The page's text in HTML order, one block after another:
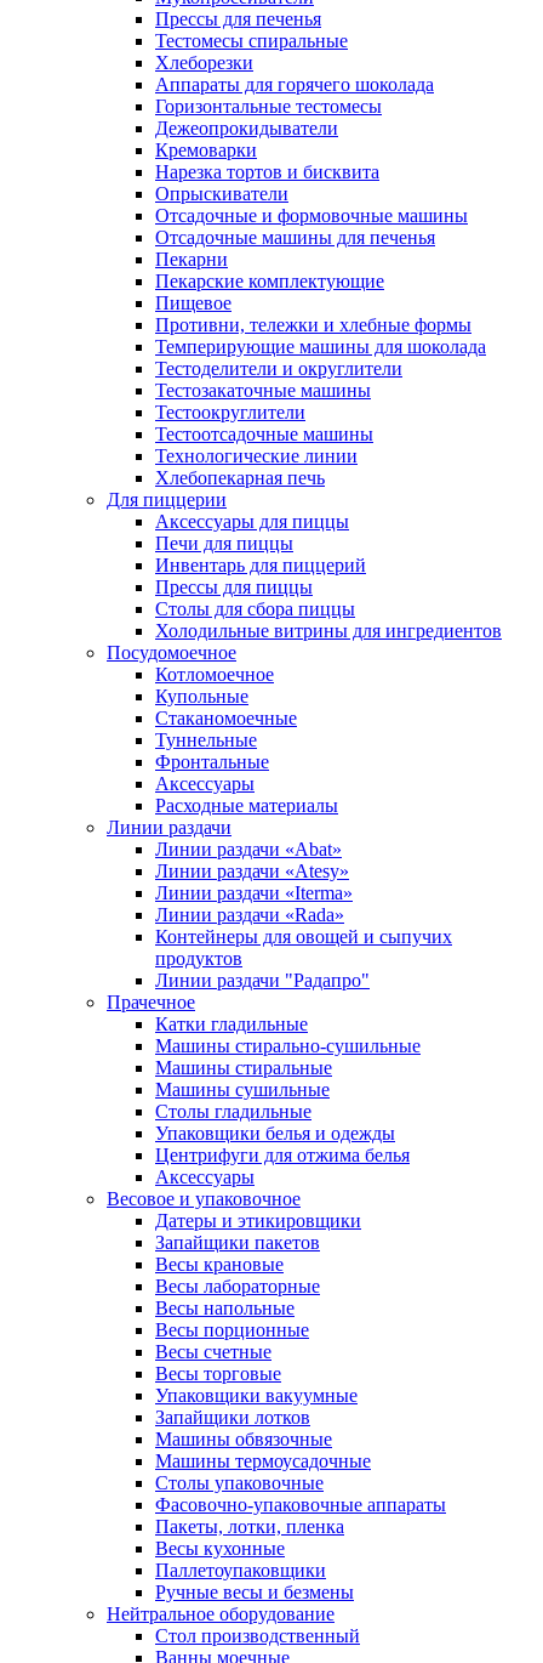
Прессы для печенья
Тестомесы спиральные
Хлеборезки
Аппараты для горячего шоколада
Горизонтальные тестомесы
Дежеопрокидыватели
Кремоварки
Нарезка тортов и бисквита
Опрыскиватели
Отсадочные и формовочные машины
Отсадочные машины для печенья
Пекарни
Пекарские комплектующие
Пищевое
Противни, тележки и хлебные формы
Темперирующие машины для шоколада
Тестоделители и округлители
Тестозакаточные машины
Тестоокруглители
Тестоотсадочные машины
Технологические линии
Хлебопекарная печь
Для пиццерии
Аксессуары для пиццы
Печи для пиццы
Инвентарь для пиццерий
Прессы для пиццы
Столы для сбора пиццы
Холодильные витрины для ингредиентов
Посудомоечное
Котломоечное
Купольные
Стаканомоечные
Туннельные
Фронтальные
Аксессуары
Расходные материалы
Линии раздачи
Линии раздачи «Abat»
Линии раздачи «Atesy»
Линии раздачи «Iterma»
Линии раздачи «Rada»
Контейнеры для овощей и сыпучих
продуктов
Линии раздачи "Радапро"
Прачечное
Катки гладильные
Машины стирально-сушильные
Машины стиральные
Машины сушильные
Столы гладильные
Упаковщики белья и одежды
Центрифуги для отжима белья
Аксессуары
Весовое и упаковочное
Датеры и этикировщики
Запайщики пакетов
Весы крановые
Весы лабораторные
Весы напольные
Весы порционные
Весы счетные
Весы торговые
Упаковщики вакуумные
Запайщики лотков
Машины обвязочные
Машины термоусадочные
Столы упаковочные
Фасовочно-упаковочные аппараты
Пакеты, лотки, пленка
Весы кухонные
Паллетоупаковщики
Ручные весы и безмены
Нейтральное оборудование
Cтол производственный
Ванны моечные